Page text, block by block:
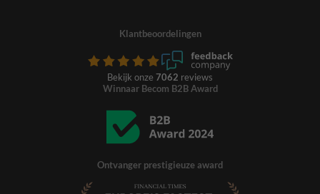
Klantbeoordelingen
Bekijk onze 7062 reviews
Winnaar Becom B2B Award
Ontvanger prestigieuze award